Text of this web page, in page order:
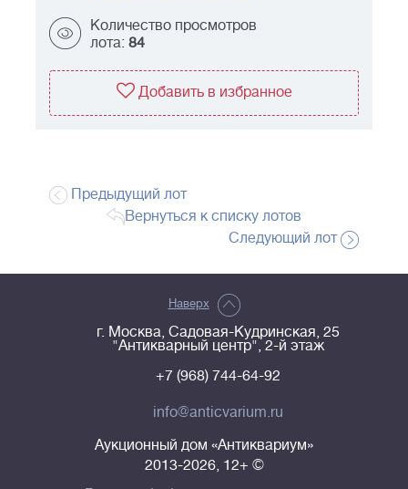
Количество просмотров
лота: 84
Добавить в избранное
Предыдущий лот
Вернуться к списку лотов
Следующий лот
Наверх
г. Москва, Садовая-Кудринская, 25
"Антикварный центр", 2-й этаж
+7 (968) 744-64-92
info@anticvarium.ru
Аукционный дом «Антиквариум»
2013-2026, 12+ ©